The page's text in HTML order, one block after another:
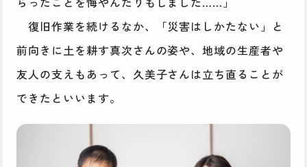
復旧作業を続けるなか、「災害はしかたない」と
前向きに土を耕す真次さんの姿や、地域の生産者や
友人の支えもあって、久美子さんは立ち直ることが
できたといいます。